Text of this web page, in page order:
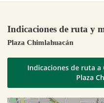
Indicaciones de ruta y
Plaza Chimlahuacán
Indicaciones de ruta a
Plaza